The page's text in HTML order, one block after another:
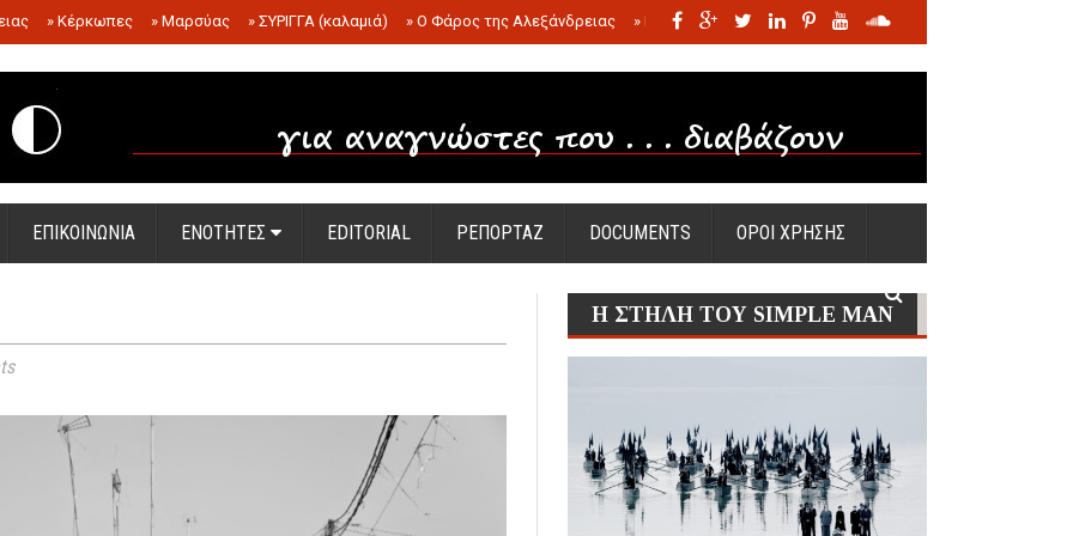
» Κέρκωπες » Μαρσύας » ΣΥΡΙΓΓΑ (καλαμιά) » Ο Φάρος της Αλεξάνδρειας » Η σφαγή των νηπίων της Σάντας
.
ΕΠΙΚΟΙΝΩΝΙΑ ΕΝΟΤΗΤΕΣ EDITORIAL ΡΕΠΟΡΤΑΖ DOCUMENTS ΟΡΟΙ ΧΡΗΣΗΣ
Η ΣΤΗΛΗ ΤΟΥ SIMPLE MAN